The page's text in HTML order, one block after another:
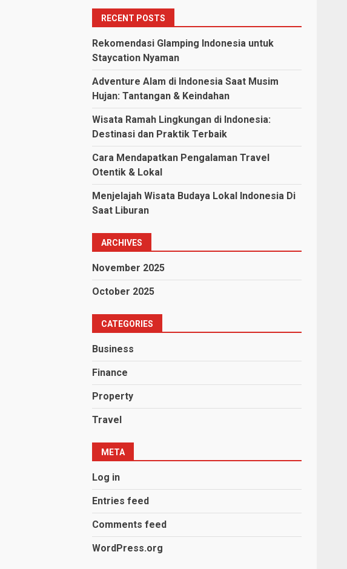
RECENT POSTS
Rekomendasi Glamping Indonesia untuk
Staycation Nyaman
Adventure Alam di Indonesia Saat Musim
Hujan: Tantangan & Keindahan
Wisata Ramah Lingkungan di Indonesia:
Destinasi dan Praktik Terbaik
Cara Mendapatkan Pengalaman Travel
Otentik & Lokal
Menjelajah Wisata Budaya Lokal Indonesia Di
Saat Liburan
ARCHIVES
November 2025
October 2025
CATEGORIES
Business
Finance
Property
Travel
META
Log in
Entries feed
Comments feed
WordPress.org